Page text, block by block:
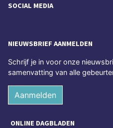
SOCIAL MEDIA
NIEUWSBRIEF AANMELDEN
Schrijf je in voor onze
samenvatting van alle
Aanmelden
ONLINE DAGBLADEN